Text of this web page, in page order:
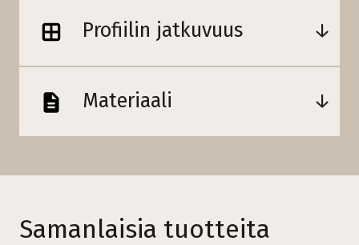
Profiilin jatkuvuus
Materiaali
Samanlaisia tuotteita